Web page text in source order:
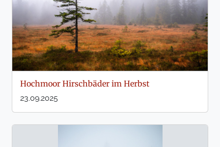
Hochmoor Hirschbäder im Herbst
23.09.2025